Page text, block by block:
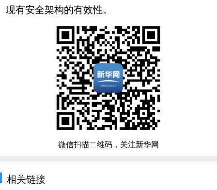
现有安全架构的有效性。
微信扫描二维码，关注新华网
相关链接